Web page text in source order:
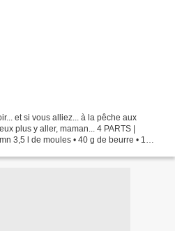
et si vous alliez... à la pêche aux
plus y aller, maman... 4 PARTS |
3,5 l de moules • 40 g de beurre • 1